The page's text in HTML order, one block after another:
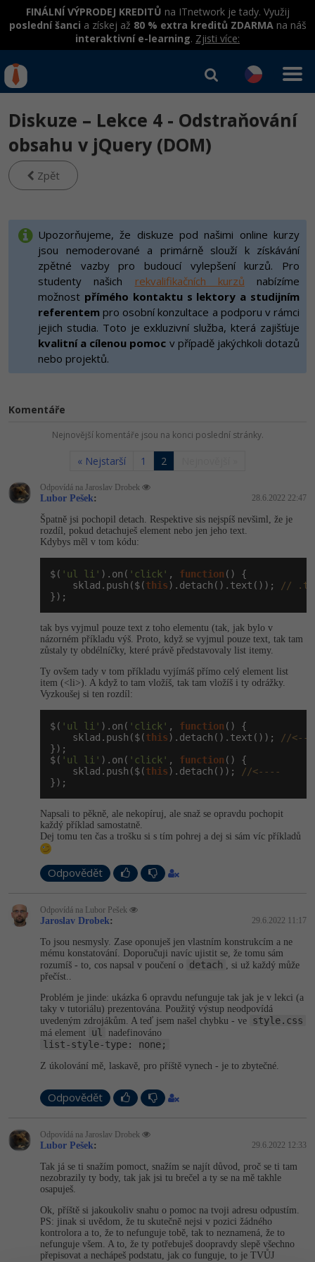
FINÁLNÍ VÝPRODEJ KREDITŮ na ITnetwork je tady. Využij
poslední šanci a získej až 80 % extra kreditů ZDARMAna náš
interaktivní e-learning. Zjisti více:
Rekvalifikace a kurzy
hrazené úřadem práce
Workshopy zdarma
Datová analýza v praxi
Základy programování
Objektové programování - OOP
Umělá inteligence
HTML5, CSS3, Bootstrap, SEO
UML a návrhové vzory
ASP.NET MVC
Django
Školení dle technologií
C# .NET
Java
PHP
HTML / CSS
MS-SQL
SQLite
Kurzy IT profesí
Junior programátor
Senior programátor
Front-end developer
Vývojář mobilních aplikací
Specialista na AI a bigdata
Tester
Systémový administrátor
Grafik / UX/UI návrhář
3D grafik
Projektový manažer
Databázový analytik
Copywriter
WordPress specialista
SEO specialista
Jak začít?
Java -80%
C#.NET -80%
Python -80%
JavaScript
Swift -80%
Kotlin -80%
C -80%
VB.NET
SQL
Návrh SW
Algoritmy -41%
Umělá inteligence (AI) -10%
Pro děti
Více
Kurzy e-commerce
Digitální gramotnost
Marketing -30%
WordPress
SEO -30%
Business
MS Office -80%
Google Dokumenty
Time management
Kurzy designu
Photoshop
Adobe Illustrator -80%
Adobe Lightroom
Adobe XD -15%
Adobe InDesign
Adobe After Effects
Inkscape
Fotografování -80%
Video
Blog
Kariéra
Pro firmy
Přihlásit se| Registrovat
Diskuze – Lekce 4 - Odstraňování
obsahu v jQuery (DOM)
Zpět
Upozorňujeme, že diskuze pod našimi online kurzy
jsou nemoderované a primárně slouží k získávání
zpětné vazby pro budoucí vylepšení kurzů. Pro
studenty našich rekvalifikačních kurzů nabízíme
možnost přímého kontaktu s lektory a studijním
referentem pro osobní konzultace a podporu v rámci
jejich studia. Toto je exkluzivní služba, která zajišťuje
kvalitní a cílenou pomoc v případě jakýchkoli dotazů
nebo projektů.
Komentáře
Nejnovější komentáře jsou na konci poslední stránky.
« Nejstarší 1 2
Odpovídá na Jaroslav Drobek
Lubor Pešek: 28.6.2022 22:47
Špatně jsi pochopil detach. Respektive sis nejspíš nevšiml, že je
rozdíl, pokud detachuješ element nebo jen jeho text.
Kdybys měl v tom kódu:
$( 'ul li' ).on( 'click' , function () {
    sklad.push($(
this).detach().text());
//
});
tak bys vyjmul pouze text z toho elementu (tak, jak bylo v
názorném příkladu výš. Proto, když se vyjmul pouze text, tak tam
zůstaly ty obdélníčky, které právě představovaly list itemy.
Ty ovšem tady v tom příkladu vyjímáš přímo celý element list
item (<li>). A když to tam vložíš, tak tam vložíš i ty odrážky.
Vyzkoušej si ten rozdíl:
$( 'ul li' ).on( 'click' , function () {
    sklad.push($(
this).detach().text());
//
});
$( 'ul li' ).on( 'click' , function () {
    sklad.push($(
this).detach());
//<----
});
Napsali to pěkně, ale nekopíruj, ale snaž se opravdu pochopit
každý příklad samostatně.
Dej tomu ten čas a trošku si s tím pohrej a dej si sám víc příkladů
Odpovědět
Odpovídá na Lubor Pešek
Jaroslav Drobek: 29.6.2022 11:17
To jsou nesmysly. Zase oponuješ jen vlastním konstrukcím a ne
mému konstatování. Doporučuji navíc ujistit se, že tomu sám
rozumíš - to, cos napsal v poučení o detach
, si už každý může
přečíst..
Problém je jinde: ukázka 6 opravdu nefunguje tak jak je v lekci (a
taky v tutoriálu) prezentována. Použitý výstup neodpovídá
uvedeným zdrojákům. A teď jsem našel chybku - ve style.css
má element ul nadefinováno
list-style-type: none;
Z úkolování mě, laskavě, pro příště vynech - je to zbytečné.
Odpovědět
Odpovídá na Jaroslav Drobek
Lubor Pešek: 29.6.2022 12:33
Tak já se ti snažím pomoct, snažím se najít důvod, proč se ti tam
nezobrazily ty body, tak jak jsi tu brečel a ty se na mě takhle
osapuješ.
Ok, příště si jakoukoliv snahu o pomoc na tvoji adresu odpustím.
PS: jinak si uvědom, že tu skutečně nejsi v pozici žádného
kontrolora a to, že to nefunguje tobě, tak to neznamená, že to
nefunguje všem. A to, že ty potřebuješ doopravdy slepě všechno
přepisovat a nechápeš podstatu, jak co funguje, to je TVŮJ